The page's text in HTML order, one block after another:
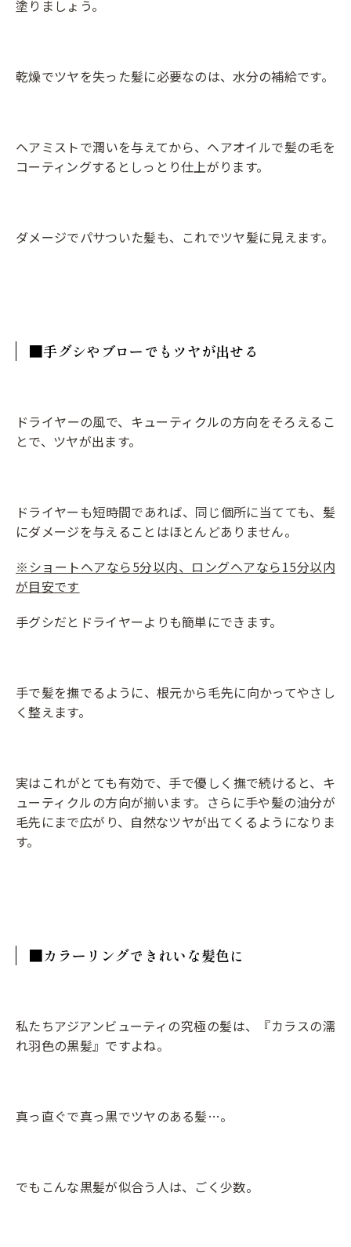
塗りましょう。
乾燥でツヤを失った髪に必要なのは、水分の補給です。
ヘアミストで潤いを与えてから、ヘアオイルで髪の毛を
コーティングするとしっとり仕上がります。
ダメージでパサついた髪も、これでツヤ髪に見えます。
■手グシやブローでもツヤが出せる
ドライヤーの風で、キューティクルの方向をそろえるこ
とで、ツヤが出ます。
ドライヤーも短時間であれば、同じ個所に当てても、髪
にダメージを与えることはほとんどありません。
※ショートヘアなら5分以内、ロングヘアなら15分以内
が目安です
手グシだとドライヤーよりも簡単にできます。
手で髪を撫でるように、根元から毛先に向かってやさし
く整えます。
実はこれがとても有効で、手で優しく撫で続けると、キ
ューティクルの方向が揃います。さらに手や髪の油分が
毛先にまで広がり、自然なツヤが出てくるようになりま
す。
■カラーリングできれいな髪色に
私たちアジアンビューティの究極の髪は、『カラスの濡
れ羽色の黒髪』ですよね。
真っ直ぐで真っ黒でツヤのある髪…。
でもこんな黒髪が似合う人は、ごく少数。